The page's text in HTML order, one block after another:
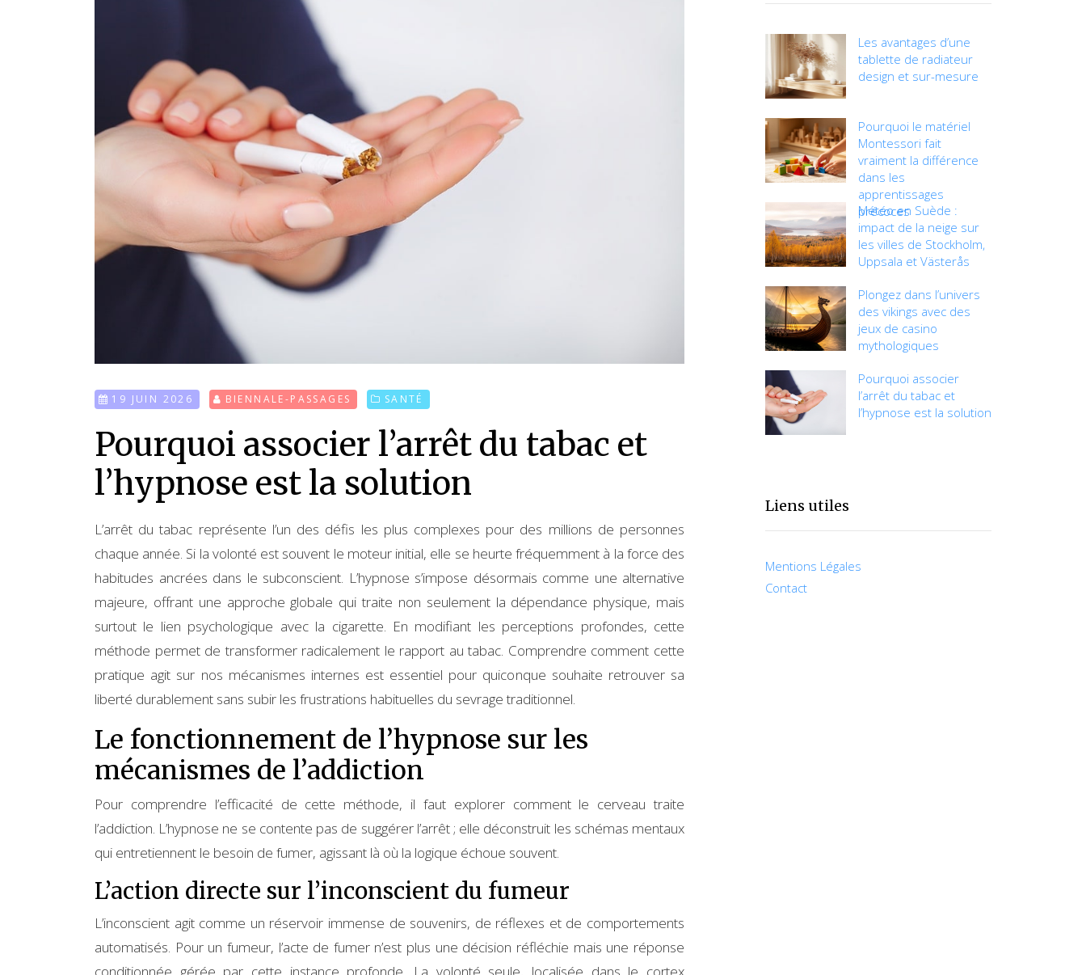
19 JUIN 2026 BIENNALE-PASSAGES SANTÉ
Pourquoi associer l’arrêt du tabac et
l’hypnose est la solution
L’arrêt du tabac représente l’un des défis les plus complexes pour des millions de personnes
chaque année. Si la volonté est souvent le moteur initial, elle se heurte fréquemment à la force des
habitudes ancrées dans le subconscient. L’hypnose s’impose désormais comme une alternative
majeure, offrant une approche globale qui traite non seulement la dépendance physique, mais
surtout le lien psychologique avec la cigarette. En modifiant les perceptions profondes, cette
méthode permet de transformer radicalement le rapport au tabac. Comprendre comment cette
pratique agit sur nos mécanismes internes est essentiel pour quiconque souhaite retrouver sa
liberté durablement sans subir les frustrations habituelles du sevrage traditionnel.
Le fonctionnement de l’hypnose sur les
mécanismes de l’addiction
Pour comprendre l’efficacité de cette méthode, il faut explorer comment le cerveau traite
l’addiction. L’hypnose ne se contente pas de suggérer l’arrêt ; elle déconstruit les schémas mentaux
qui entretiennent le besoin de fumer, agissant là où la logique échoue souvent.
L’action directe sur l’inconscient du fumeur
L’inconscient agit comme un réservoir immense de souvenirs, de réflexes et de comportements
automatisés. Pour un fumeur, l’acte de fumer n’est plus une décision réfléchie mais une réponse
Les avantages d’une
tablette de radiateur
design et sur-mesure
Pourquoi le matériel
Montessori fait
vraiment la différence
dans les
apprentissages
précoces
Météo en Suède :
impact de la neige sur
les villes de Stockholm,
Uppsala et Västerås
Plongez dans l’univers
des vikings avec des
jeux de casino
mythologiques
Pourquoi associer
l’arrêt du tabac et
l’hypnose est la solution
Liens utiles
Mentions Légales
Contact